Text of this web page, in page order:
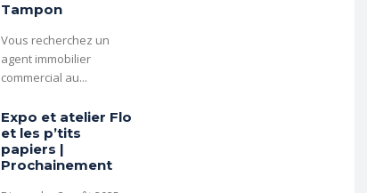
Tampon
Vous recherchez un
agent immobilier
commercial au...
Expo et atelier Flo
et les p’tits
papiers |
Prochainement